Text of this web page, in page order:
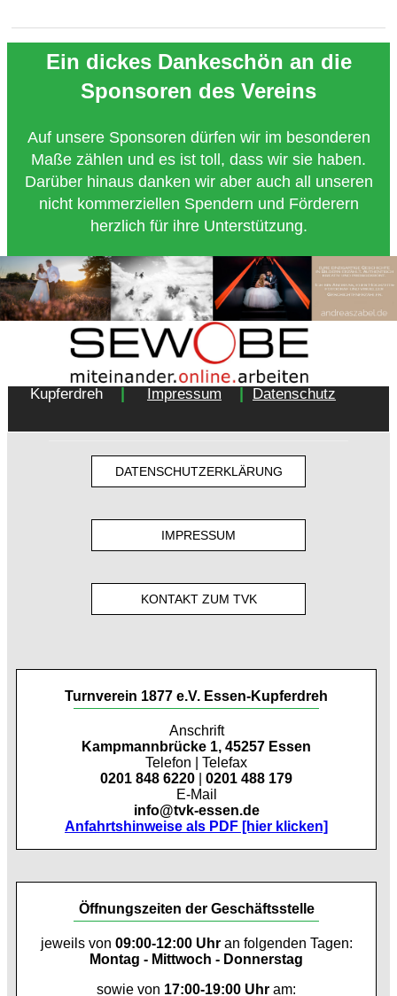
Ein dickes Dankeschön an die
Sponsoren des Vereins
Auf unsere Sponsoren dürfen wir im besonderen
Maße zählen und es ist toll, dass wir sie haben.
Darüber hinaus danken wir aber auch all unseren
nicht kommerziellen Spendern und Förderern
herzlich für ihre Unterstützung.
Copyright 2018 - Turnverein 1877 e.V. Essen-
Kupferdreh
| Impressum | Datenschutz
DATENSCHUTZERKLÄRUNG
IMPRESSUM
KONTAKT ZUM TVK
Turnverein 1877 e.V. Essen-Kupferdreh
Anschrift
Kampmannbrücke 1, 45257 Essen
Telefon | Telefax
0201 848 6220
0201 488 179
E-Mail
info@tvk-essen.de
Anfahrtshinweise als PDF [hier klicken]
Öffnungszeiten der Geschäftsstelle
jeweils von 09:00-12:00 Uhran folgenden Tagen:
Montag - Mittwoch - Donnerstag
sowie von 17:00-19:00 Uhr am: